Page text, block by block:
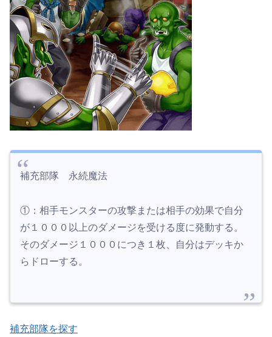
補充部隊 永続魔法
①：相手モンスターの攻撃または相手の効果で自分
が１０００以上のダメージを受ける度に発動する。
そのダメージ１０００につき１枚、自分はデッキか
らドローする。
補充部隊を探す